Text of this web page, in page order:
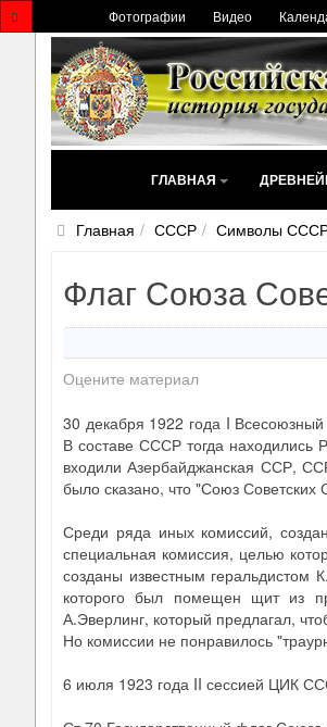
Фотографии Видео
ГЛАВНАЯ
Главная СССР Символы
Флаг Союза
Оцените материал
30 декабря 1922 года I
В составе СССР тогда
входили Азербайджанская ССР,
было сказано, что "Союз Советских
Среди ряда иных комиссий,
специальная комиссия, целью
созданы известным
которого был помещен щит из
А.Эверлинг, который предлагал,
Но комиссии не понравилось
6 июля 1923 года II сессией ЦИК